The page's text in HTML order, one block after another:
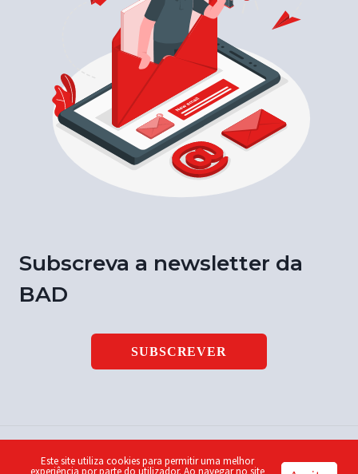
Subscreva a newsletter da
BAD
SUBSCREVER
© 2026 Notícia BAD | ISSN 1646-9003 | Design by Piu
Este site utiliza cookies para permitir uma melhor
experiência por parte do utilizador. Ao navegar no site